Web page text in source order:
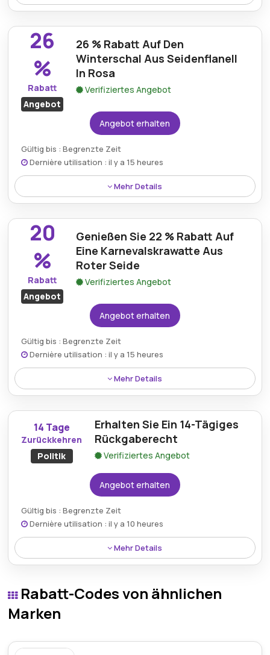
30 % Rabatt auf den Ahmaddy Crinkle-Schal mit
einzigartiger Textur und hochwertiger Seide für
einen stilvollen Look.
26
%
Rabatt
Angebot
26 % Rabatt Auf Den
Winterschal Aus Seidenflanell
In Rosa
Verifiziertes Angebot
Angebot erhalten
Gültig bis : Begrenzte Zeit
Dernière utilisation : il y a 15 heures
Mehr Details
26 % Rabatt auf den Winter-Seidenflanellschal in
Pink – die perfekte Kombination aus Wärme und
Eleganz für kaltes Wetter.
20
%
Rabatt
Angebot
Genießen Sie 22 % Rabatt Auf
Eine Karnevalskrawatte Aus
Roter Seide
Verifiziertes Angebot
Angebot erhalten
Gültig bis : Begrenzte Zeit
Dernière utilisation : il y a 15 heures
Mehr Details
22 % Rabatt auf die rote Seidenkrawatte Carnival –
ein auffälliges und modisches Accessoire für
besondere Anlässe.
14 Tage
Zurückkehren
Politik
Erhalten Sie Ein 14-Tägiges
Rückgaberecht
Verifiziertes Angebot
Angebot erhalten
Gültig bis : Begrenzte Zeit
Dernière utilisation : il y a 10 heures
Mehr Details
Profitieren Sie von einem 14-tägigen Rückgaberecht,
ermöglicht.
Rabatt-Codes von ähnlichen
Marken